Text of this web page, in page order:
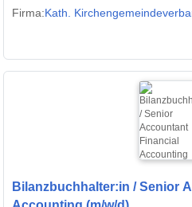
Firma:Kath.
Bilanzbuchhalter:in / Senior